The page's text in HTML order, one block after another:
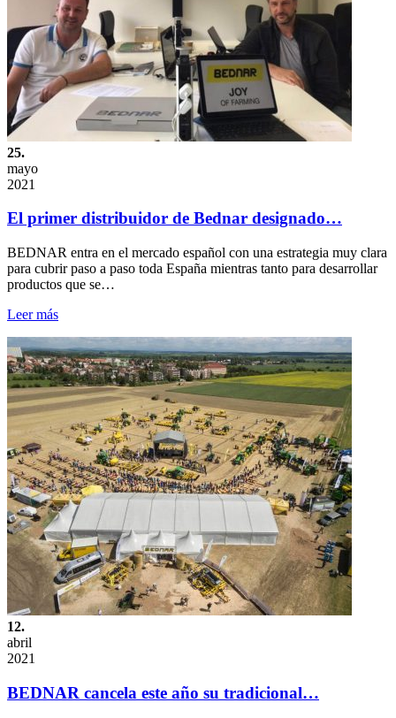
25.
mayo
2021
El primer distribuidor de Bednar designado…
BEDNAR entra en el mercado español con una estrategia muy clara
para cubrir paso a paso toda España mientras tanto para desarrollar
productos que se…
Leer más
12.
abril
2021
BEDNAR cancela este año su tradicional…